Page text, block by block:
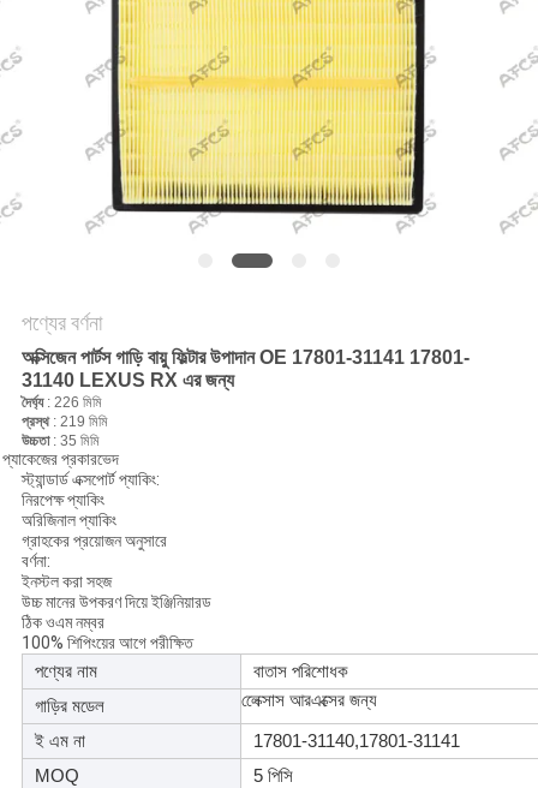
অনুরোধ
ম্যাপ
নীতি
পণ্যের বর্ণনা
অক্সিজেন পার্টস গাড়ি বায়ু ফিল্টার উপাদান OE 17801-31141 17801-
31140 LEXUS RX এর জন্য
দৈর্ঘ্য: 226 মিমি
প্রস্থ: 219 মিমি
উচ্চতা: 35 মিমি
প্যাকেজের প্রকারভেদ
স্ট্যান্ডার্ড এক্সপোর্ট প্যাকিং:
নিরপেক্ষ প্যাকিং
অরিজিনাল প্যাকিং
গ্রাহকের প্রয়োজন অনুসারে
বর্ণনা:
ইনস্টল করা সহজ
উচ্চ মানের উপকরণ দিয়ে ইঞ্জিনিয়ারড
ঠিক ওএম নম্বর
100% শিপিংয়ের আগে পরীক্ষিত
পণ্যের নাম
বাতাস পরিশোধক
গাড়ির মডেল
লেেক্সাস আরএক্সের জন্য
ই এম না
17801-31140,17801-31141
MOQ
5 পিসি